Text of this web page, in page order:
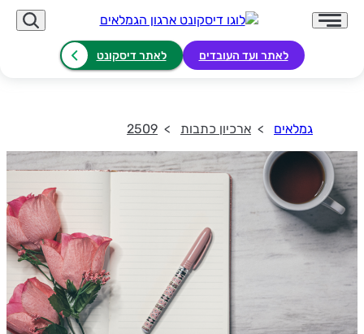
לאתר ועד העובדים לאתר דיסקונט
גמלאים ארכיון כתבות 2509